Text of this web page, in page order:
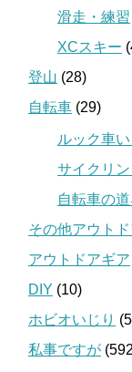
滑走・練習
XCスキー
登山 (28)
自転車 (29)
ルック車い
サイクリ
自転車の
その他アウト
アウトドアギア
DIY (10)
ホビオいじり
私事ですが